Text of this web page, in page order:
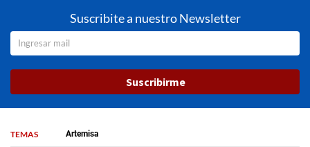
Suscribite a nuestro Newsletter
Suscribirme
TEMAS Artemisa